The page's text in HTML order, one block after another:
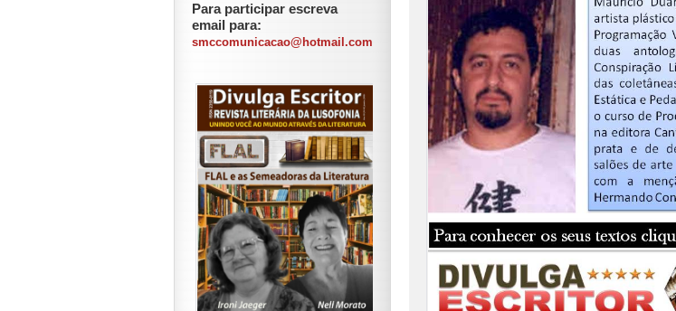
Para participar escreva
email para:
smccomunicacao@hotmail.com